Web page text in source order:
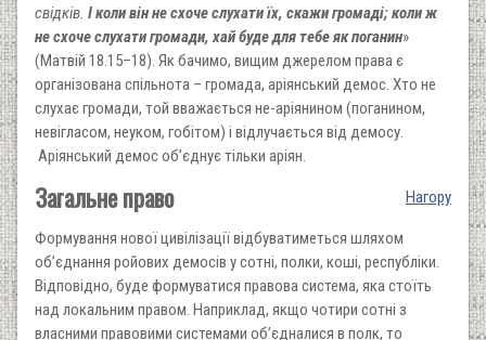
свідків. І коли він не схоче слухати їх, скажи громаді; коли ж
не схоче слухати громади, хай буде для тебе як поганин»
(Матвій 18.15–18). Як бачимо, вищим джерелом права є
організована спільнота – громада, аріянський демос. Хто не
слухає громади, той вважається не-аріянином (поганином,
невігласом, неуком, гобітом) і відлучається від демосу.
Аріянський демос об’єднує тільки аріян.
Нагору
Загальне право
Формування нової цивілізації відбуватиметься шляхом
об’єднання ройових демосів у сотні, полки, коші, республіки.
Відповідно, буде формуватися правова система, яка стоїть
над локальним правом. Наприклад, якщо чотири сотні з
власними правовими системами об’єдналися в полк, то